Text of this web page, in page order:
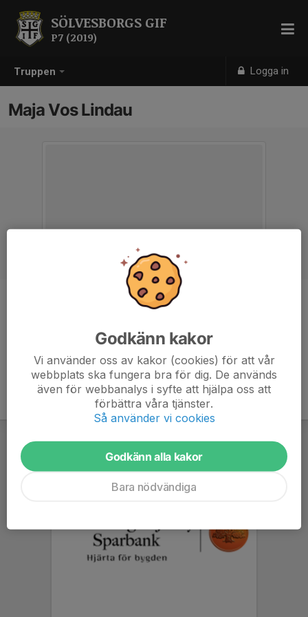
Truppen Logga in
SÖLVESBORGS GIF
P7 (2019)
Maja Vos Lindau
Ledare
Godkänn kakor
Vi använder oss av kakor (cookies) för att vår
webbplats ska fungera bra för dig. De används
även för webbanalys i syfte att hjälpa oss att
förbättra våra tjänster.
Så använder vi cookies
Godkänn alla kakor
Bara nödvändiga